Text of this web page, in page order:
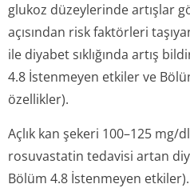
glukoz düzeylerinde artışlar
açısından risk faktörleri
ile diyabet sıklığında artış
4.8 İstenmeyen etkiler ve
özellikler).
Açlık kan şekeri 100–125 mg/
rosuvastatin tedavisi artan
Bölüm 4.8 İstenmeyen etkiler).